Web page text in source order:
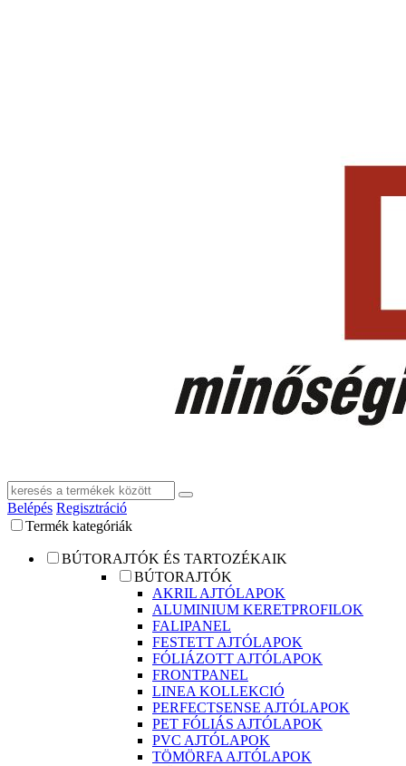
Belépés Regisztráció
Termék kategóriák
BÚTORAJTÓK ÉS TARTOZÉKAIK
BÚTORAJTÓK
AKRIL AJTÓLAPOK
ALUMINIUM KERETPROFILOK
FALIPANEL
FESTETT AJTÓLAPOK
FÓLIÁZOTT AJTÓLAPOK
FRONTPANEL
LINEA KOLLEKCIÓ
PERFECTSENSE AJTÓLAPOK
PET FÓLIÁS AJTÓLAPOK
PVC AJTÓLAPOK
TÖMÖRFA AJTÓLAPOK